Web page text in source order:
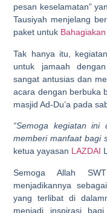
pesan keselamatan”
Tausiyah menjelang
paket untuk
Tak hanya itu,
untuk jamaah
sangat antusias dan
acara dengan berbuka
masjid Ad-Du’a pada
“Semoga kegiatan
memberi manfaat bagi
ketua yayasan LAZDAI
Semoga Allah
menjadikannya
yang terlibat di
menjadi inspirasi